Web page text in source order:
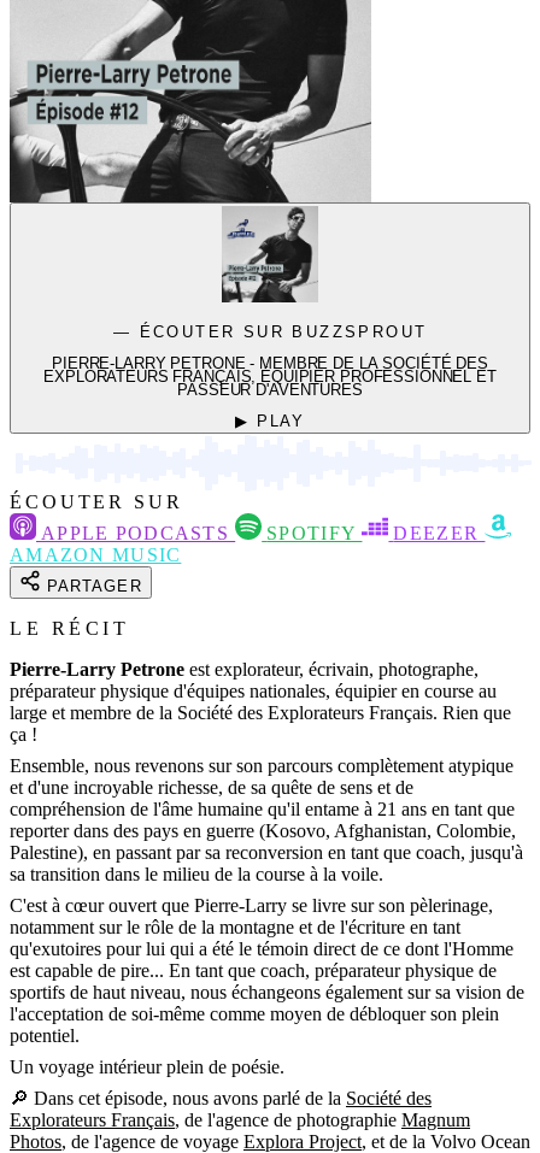
— ÉCOUTER SUR BUZZSPROUT
PIERRE-LARRY PETRONE - MEMBRE DE LA SOCIÉTÉ DES
EXPLORATEURS FRANÇAIS, ÉQUIPIER PROFESSIONNEL ET
PASSEUR D'AVENTURES
▶ PLAY
ÉCOUTER SUR
APPLE PODCASTS
SPOTIFY
DEEZER
AMAZON MUSIC
PARTAGER
LE RÉCIT
Pierre-Larry Petrone est explorateur, écrivain, photographe,
préparateur physique d'équipes nationales, équipier en course au
large et membre de la Société des Explorateurs Français. Rien que
ça !
Ensemble, nous revenons sur son parcours complètement atypique
et d'une incroyable richesse, de sa quête de sens et de
compréhension de l'âme humaine qu'il entame à 21 ans en tant que
reporter dans des pays en guerre (Kosovo, Afghanistan, Colombie,
Palestine), en passant par sa reconversion en tant que coach, jusqu'à
sa transition dans le milieu de la course à la voile.
C'est à cœur ouvert que Pierre-Larry se livre sur son pèlerinage,
notamment sur le rôle de la montagne et de l'écriture en tant
qu'exutoires pour lui qui a été le témoin direct de ce dont l'Homme
est capable de pire... En tant que coach, préparateur physique de
sportifs de haut niveau, nous échangeons également sur sa vision de
l'acceptation de soi-même comme moyen de débloquer son plein
potentiel.
Un voyage intérieur plein de poésie.
🔎 Dans cet épisode, nous avons parlé de la Société des
Explorateurs Français, de l'agence de photographie Magnum
Photos, de l'agence de voyage Explora Project, et de la Volvo Ocean